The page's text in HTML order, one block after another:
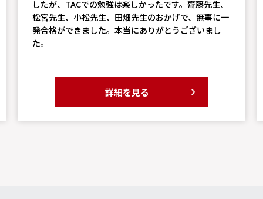
したが、TACでの勉強は楽しかったです。齋藤先生、
松宮先生、小松先生、田畑先生のおかげで、無事に一
発合格ができました。本当にありがとうございまし
た。
詳細を見る